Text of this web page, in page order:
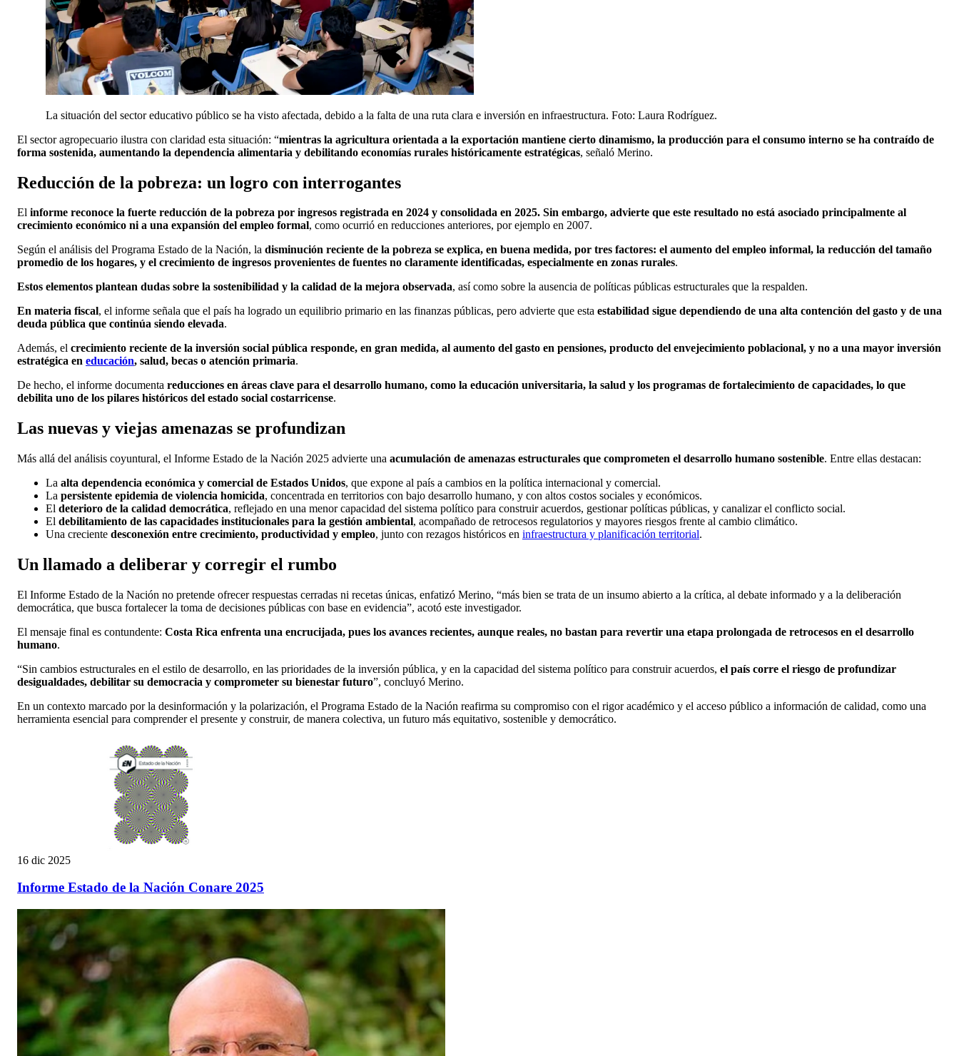
La situación del sector educativo público se ha visto afectada, debido a la falta de una ruta clara e inversión en infraestructura. Foto: Laura Rodríguez.
El sector agropecuario ilustra con claridad esta situación: “mientras la agricultura orientada a la exportación mantiene cierto dinamismo, la producción para el consumo interno se ha contraído de
forma sostenida, aumentando la dependencia alimentaria y debilitando economías rurales históricamente estratégicas, señaló Merino.
Reducción de la pobreza: un logro con interrogantes
El informe reconoce la fuerte reducción de la pobreza por ingresos registrada en 2024 y consolidada en 2025. Sin embargo, advierte que este resultado no está asociado principalmente al
crecimiento económico ni a una expansión del empleo formal, como ocurrió en reducciones anteriores, por ejemplo en 2007.
Según el análisis del Programa Estado de la Nación, la disminución reciente de la pobreza se explica, en buena medida, por tres factores: el aumento del empleo informal, la reducción del tamaño
promedio de los hogares, y el crecimiento de ingresos provenientes de fuentes no claramente identificadas, especialmente en zonas rurales.
Estos elementos plantean dudas sobre la sostenibilidad y la calidad de la mejora observada, así como sobre la ausencia de políticas públicas estructurales que la respalden.
En materia fiscal, el informe señala que el país ha logrado un equilibrio primario en las finanzas públicas, pero advierte que esta estabilidad sigue dependiendo de una alta contención del gasto y de una
deuda pública que continúa siendo elevada.
Además, el crecimiento reciente de la inversión social pública responde, en gran medida, al aumento del gasto en pensiones, producto del envejecimiento poblacional, y no a una mayor inversión
estratégica en educación, salud, becas o atención primaria.
De hecho, el informe documenta reducciones en áreas clave para el desarrollo humano, como la educación universitaria, la salud y los programas de fortalecimiento de capacidades, lo que
debilita uno de los pilares históricos del estado social costarricense.
Las nuevas y viejas amenazas se profundizan
Más allá del análisis coyuntural, el Informe Estado de la Nación 2025 advierte una acumulación de amenazas estructurales que comprometen el desarrollo humano sostenible. Entre ellas destacan:
La alta dependencia económica y comercial de Estados Unidos, que expone al país a cambios en la política internacional y comercial.
La persistente epidemia de violencia homicida, concentrada en territorios con bajo desarrollo humano, y con altos costos sociales y económicos.
El deterioro de la calidad democrática, reflejado en una menor capacidad del sistema político para construir acuerdos, gestionar políticas públicas, y canalizar el conflicto social.
El debilitamiento de las capacidades institucionales para la gestión ambiental, acompañado de retrocesos regulatorios y mayores riesgos frente al cambio climático.
Una creciente desconexión entre crecimiento, productividad y empleo, junto con rezagos históricos en infraestructura y planificación territorial.
Un llamado a deliberar y corregir el rumbo
El Informe Estado de la Nación no pretende ofrecer respuestas cerradas ni recetas únicas, enfatizó Merino, “más bien se trata de un insumo abierto a la crítica, al debate informado y a la deliberación
democrática, que busca fortalecer la toma de decisiones públicas con base en evidencia”, acotó este investigador.
El mensaje final es contundente: Costa Rica enfrenta una encrucijada, pues los avances recientes, aunque reales, no bastan para revertir una etapa prolongada de retrocesos en el desarrollo
humano.
“Sin cambios estructurales en el estilo de desarrollo, en las prioridades de la inversión pública, y en la capacidad del sistema político para construir acuerdos, el país corre el riesgo de profundizar
desigualdades, debilitar su democracia y comprometer su bienestar futuro”, concluyó Merino.
En un contexto marcado por la desinformación y la polarización, el Programa Estado de la Nación reafirma su compromiso con el rigor académico y el acceso público a información de calidad, como una
herramienta esencial para comprender el presente y construir, de manera colectiva, un futuro más equitativo, sostenible y democrático.
16 dic 2025
Informe Estado de la Nación Conare 2025